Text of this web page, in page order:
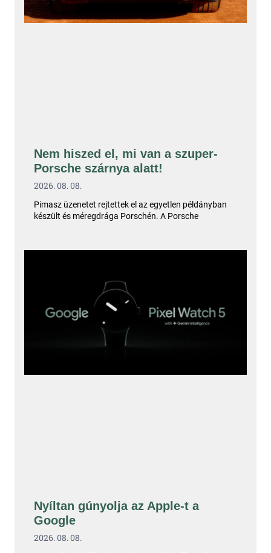
Nem hiszed el, mi van a szuper-
Porsche szárnya alatt!
2026. 08. 08.
Pimasz üzenetet rejtettek el az egyetlen példányban
készült és méregdrága Porschén. A Porsche
Nyíltan gúnyolja az Apple-t a
Google
2026. 08. 08.